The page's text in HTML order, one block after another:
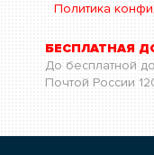
Политика
БЕСПЛАТНАЯ
До бесплатной
Почтой России